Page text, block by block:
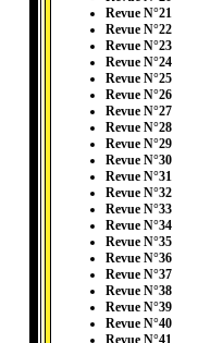
Revue N°21
Revue N°22
Revue N°23
Revue N°24
Revue N°25
Revue N°26
Revue N°27
Revue N°28
Revue N°29
Revue N°30
Revue N°31
Revue N°32
Revue N°33
Revue N°34
Revue N°35
Revue N°36
Revue N°37
Revue N°38
Revue N°39
Revue N°40